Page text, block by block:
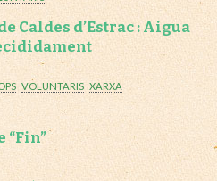
Caldes d’Estrac : Aigua
VOLUNTARIS XARXA